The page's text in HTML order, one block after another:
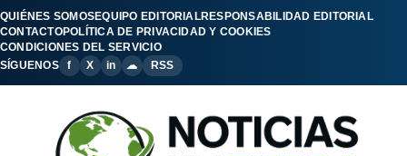
QUIÉNES SOMOSEQUIPO EDITORIALRESPONSABILIDAD EDITORIAL
CONTACTOPOLÍTICA DE PRIVACIDAD Y COOKIES
CONDICIONES DEL SERVICIO
SÍGUENOS
f X in ☁ RSS